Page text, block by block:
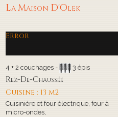
La Maison D'Olek
Error
4 + 2 couchages - 3 épis
Rez-De-Chaussée
Cuisine : 13 m2
Cuisinière et four électrique, four à
micro-ondes,